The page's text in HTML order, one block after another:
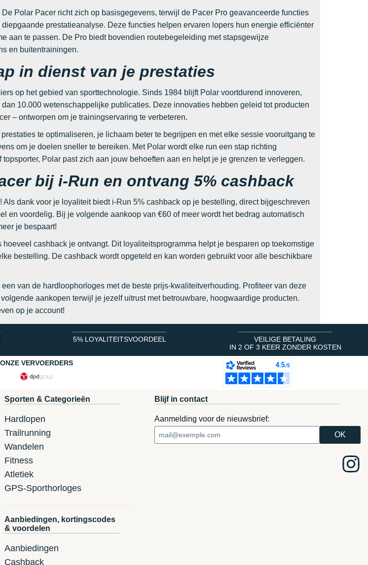
Polar Pacer richt zich op basisgegevens, terwijl de Pacer Pro geavanceerde functies
prestatieanalyse. Deze functies helpen ervaren lopers hun energie efficiënter
aan te passen. De Pro biedt bovendien routebegeleiding met stapsgewijze
en buitentrainingen.
in dienst van je prestaties
op het gebied van sporttechnologie. Sinds 1984 blijft Polar voortdurend innoveren,
10.000 wetenschappelijke publicaties. Deze innovaties hebben geleid tot producten
– ontworpen om je trainingservaring te verbeteren.
te optimaliseren, je lichaam beter te begrijpen en met elke sessie vooruitgang te
om je doelen sneller te bereiken. Met Polar wordt elke run een stap richting
Polar past zich aan jouw behoeften aan en helpt je je grenzen te verleggen.
bij i-Run en ontvang 5% cashback
Als dank voor je loyaliteit biedt i-Run 5% cashback op je bestelling, direct bijgeschreven
en voordelig. Bij je volgende aankoop van €60 of meer wordt het bedrag automatisch
je bespaart!
cashback je ontvangt. Dit loyaliteitsprogramma helpt je besparen op toekomstige
bestelling. De cashback wordt opgeteld en kan worden gebruikt voor alle beschikbare
van de hardloophorloges met de beste prijs-kwaliteitverhouding. Profiteer van deze
aankopen terwijl je jezelf uitrust met betrouwbare, hoogwaardige producten.
op je account!
5% LOYALITEITSVOORDEEL
VEILIGE BETALING
IN 2 OF 3 KEER ZONDER KOSTEN
ONZE VERVOERDERS
Sporten & Categorieën
Hardlopen
Trailrunning
Wandelen
Fitness
Atletiek
GPS-Sporthorloges
Aanbiedingen, kortingscodes
& voordelen
Aanbiedingen
Cashback
Blijf in contact
Aanmelding voor de nieuwsbrief: